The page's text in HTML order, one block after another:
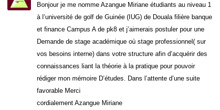
Bonjour je me nomme Azangue Miriane étudiants au niveau 1
à l’université de golf de Guinée (IUG) de Douala filière banque
et finance Campus A de pk8 et j’aimerais postuler pour une
Demande de stage académique où stage professionnel( sur
vos besoins interne) dans votre structure afin d’acquérir des
connaissances liant la théorie à la pratique pour pouvoir
rédiger mon mémoire D’études. Dans l’attente d’une suite
favorable Merci
cordialement Azangue Miriane